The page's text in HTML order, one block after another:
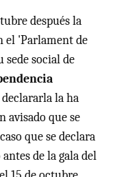
después la
el 'Parlament de
sede social de
declararla la ha
avisado que se
que se declara
de la gala del